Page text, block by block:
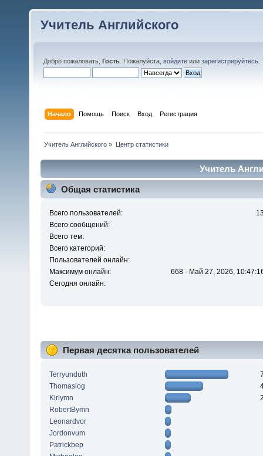
Учитель Английского
Добро пожаловать, Гость . Пожалуйста, войдите или зарегистрируйтесь
Начало Помощь Поиск Вход Регистрация
Учитель Английского » Центр статистики
Учитель
Общая статистика
Всего пользователей:
Всего сообщений:
Всего тем:
Всего категорий:
Пользователей онлайн:
Максимум онлайн:
668 - Май 27, 2026,
Сегодня онлайн:
Первая десятка пользователей
Terryunduth
Thomaslog
Kirlymn
RobertBymn
Leonardvor
Jordonvum
Patrickbep